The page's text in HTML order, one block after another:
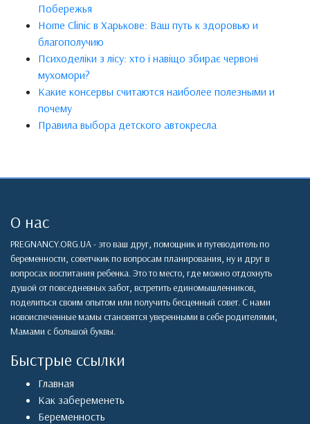
Побережья
Home Clinic в Харькове: Ваш путь к здоровью и
благополучию
Психоделіки з лісу: хто і навіщо збирає червоні
мухомори?
Какие консервы считаются наиболее полезными и
почему
Правила выбора детского автокресла
О нас
PREGNANCY.ORG.UA - это ваш друг, помощник и путеводитель по
беременности, советчкик по вопросам планирования, ну и друг в
вопросах воспитания ребенка. Это то место, где можно отдохнуть
душой от повседневных забот, встретить единомышленников,
поделиться своим опытом или получить бесценный совет. С нами
новоиспеченные мамы становятся уверенными в себе родителями,
Мамами с большой буквы.
Быстрые ссылки
Главная
Как забеременеть
Беременность